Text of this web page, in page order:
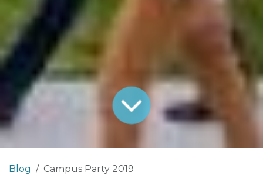
Blog Campus Party 2019